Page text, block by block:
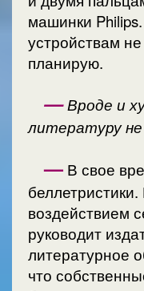
машинки
устройствам
планирую.
—Вроде и
литературу
— В свое
воздействием
руководит
литературное
что